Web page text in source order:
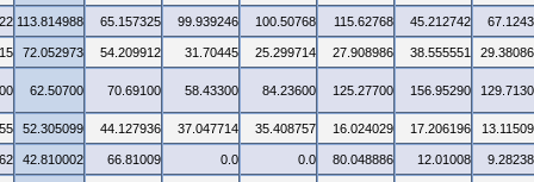
113.814988 65.157325 99.939246 100.50768 115.62768 45.212742
72.052973 54.209912 31.70445 25.299714 27.908986 38.555551
62.50700 70.69100 58.43300 84.23600 125.27700 156.95290
52.305099 44.127936 37.047714 35.408757 16.024029 17.206196
42.810002 66.81009 0.0 0.0 80.048886 12.01008